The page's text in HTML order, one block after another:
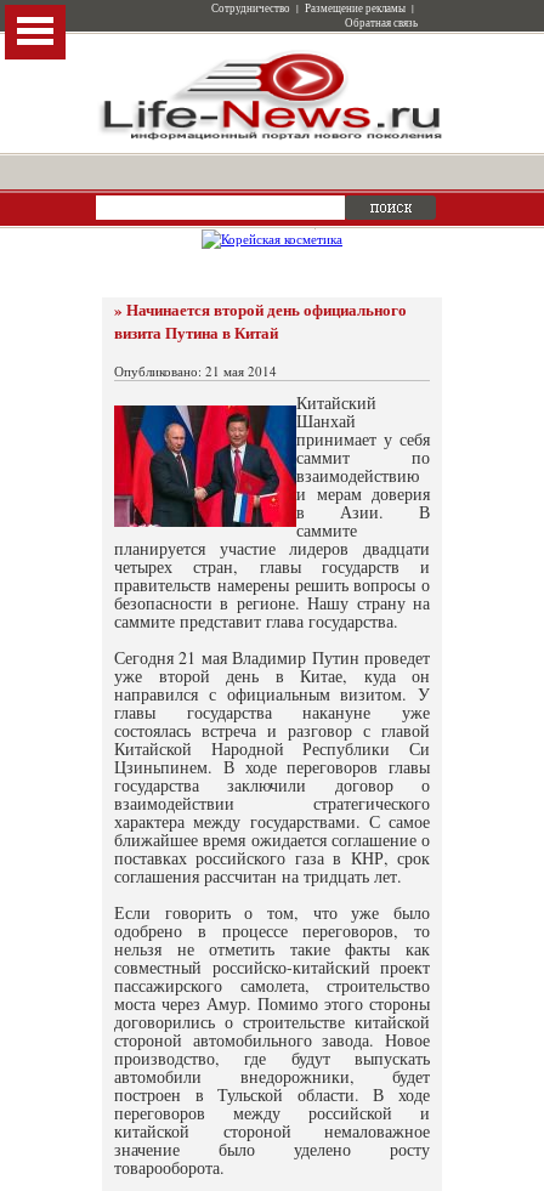
Сотрудничество | Размещение рекламы |
Обратная связь
» Начинается второй день официального
визита Путина в Китай
Опубликовано: 21 мая 2014
Китайский
Шанхай
принимает у себя
саммит по
взаимодействию
и мерам доверия
в Азии. В
саммите
планируется участие лидеров двадцати
четырех стран, главы государств и
правительств намерены решить вопросы о
безопасности в регионе. Нашу страну на
саммите представит глава государства.
Сегодня 21 мая Владимир Путин проведет
уже второй день в Китае, куда он
направился с официальным визитом. У
главы государства накануне уже
состоялась встреча и разговор с главой
Китайской Народной Республики Си
Цзиньпинем. В ходе переговоров главы
государства заключили договор о
взаимодействии стратегического
характера между государствами. С самое
ближайшее время ожидается соглашение о
поставках российского газа в КНР, срок
соглашения рассчитан на тридцать лет.
Если говорить о том, что уже было
одобрено в процессе переговоров, то
нельзя не отметить такие факты как
совместный российско-китайский проект
пассажирского самолета, строительство
моста через Амур. Помимо этого стороны
договорились о строительстве китайской
стороной автомобильного завода. Новое
производство, где будут выпускать
автомобили внедорожники, будет
построен в Тульской области. В ходе
переговоров между российской и
китайской стороной немаловажное
значение было уделено росту
товарооборота.